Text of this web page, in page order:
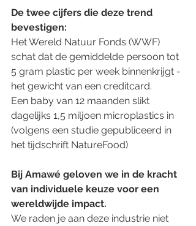
De twee cijfers die deze trend
bevestigen:
Het Wereld Natuur Fonds (WWF)
schat dat de gemiddelde persoon tot
5 gram plastic per week binnenkrijgt -
het gewicht van een creditcard.
Een baby van 12 maanden slikt
dagelijks 1,5 miljoen microplastics in
(volgens een studie gepubliceerd in
het tijdschrift NatureFood)
Bij Amawé geloven we in de kracht
van individuele keuze voor een
wereldwijde impact.
We raden je aan deze industrie niet